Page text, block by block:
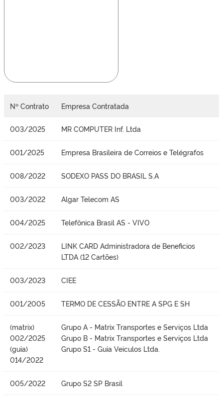
Nº Contrato Empresa Contratada
003/2025 MR COMPUTER Inf. Ltda
001/2025 Empresa Brasileira de Correios e Telégrafos
008/2022 SODEXO PASS DO BRASIL S.A
003/2022 Algar Telecom AS
004/2025 Telefônica Brasil AS - VIVO
002/2023
LINK CARD Administradora de Beneficios
LTDA (12 Cartões)
003/2023 CIEE
001/2005 TERMO DE CESSÃO ENTRE A SPG E SH
(matrix)
002/2025
(guia)
014/2022
Grupo A - Matrix Transportes e Serviços Ltda
Grupo B - Matrix Transportes e Serviços Ltda
Grupo S1 - Guia Veiculos Ltda.
005/2022 Grupo S2 SP Brasil